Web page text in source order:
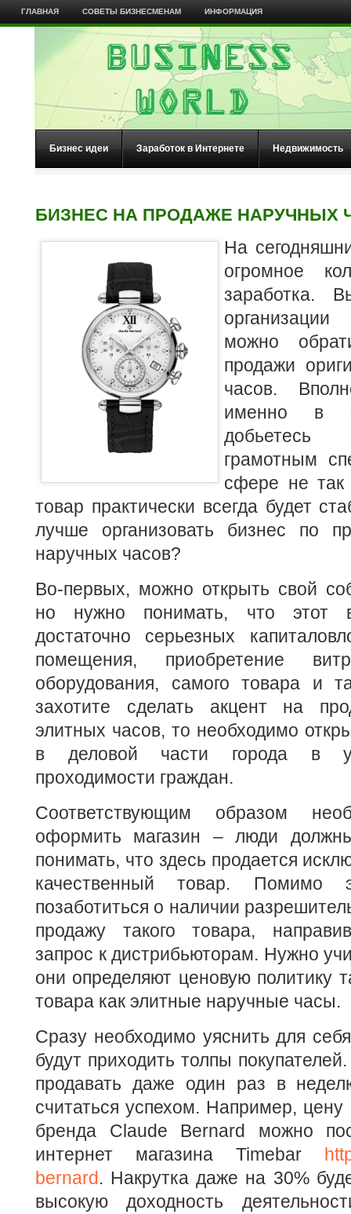
ГЛАВНАЯ СОВЕТЫ БИЗНЕСМЕНАМ ИНФОРМАЦИЯ
Бизнес идеи Заработок в Интернете Недвижимость
БИЗНЕС НА ПРОДАЖЕ НАРУЧНЫХ
На
огромное
заработка.
можно
продажи
часов.
именно в
добьетесь
грамотным
сфере не
товар практически всегда будет
лучше организовать бизнес по
наручных часов?
Во-первых, можно открыть свой
но нужно понимать, что этот
достаточно серьезных
помещения, приобретение
оборудования, самого товара и
захотите сделать акцент на
элитных часов, то необходимо
в деловой части города в
проходимости граждан.
Соответствующим образом
оформить магазин – люди
понимать, что здесь продается
качественный товар. Помимо
позаботиться о наличии
продажу такого товара,
запрос к дистрибьюторам. Нужно
они определяют ценовую политику
товара как элитные наручные часы.
Сразу необходимо уяснить для
будут приходить толпы
продавать даже один раз в
считаться успехом. Например, цену
бренда Claude Bernard можно
интернет магазина Timebar
bernard. Накрутка даже на 30%
высокую доходность